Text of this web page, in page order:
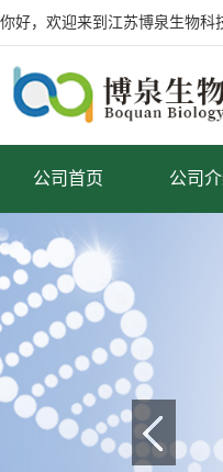
你好，欢迎来到江苏博泉生物科
公司首页 公司